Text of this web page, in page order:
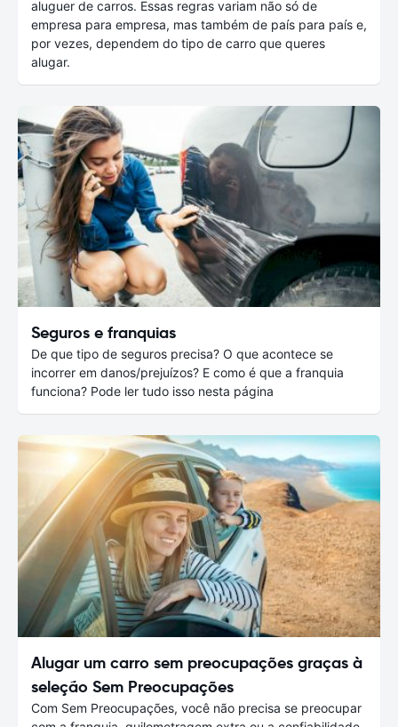
aluguer de carros. Essas regras variam não só de
empresa para empresa, mas também de país para país e,
por vezes, dependem do tipo de carro que queres
alugar.
Seguros e franquias
De que tipo de seguros precisa? O que acontece se
incorrer em danos/prejuízos? E como é que a franquia
funciona? Pode ler tudo isso nesta página
Alugar um carro sem preocupações graças à
seleção Sem Preocupações
Com Sem Preocupações, você não precisa se preocupar